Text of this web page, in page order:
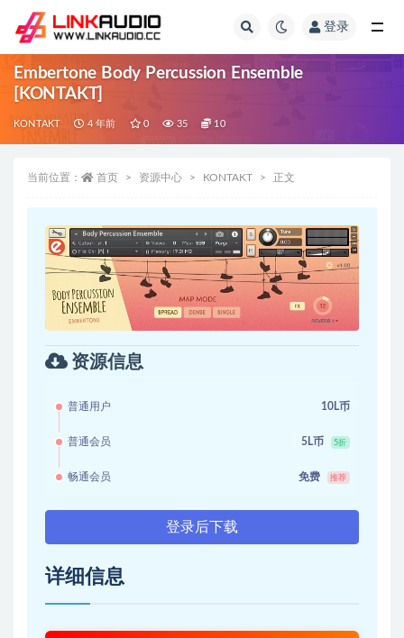
登录
Embertone Body Percussion Ensemble
[KONTAKT]
KONTAKT 4 年前 0 35 10
当前位置： 首页 资源中心 KONTAKT 正文
资源信息
普通用户 10L币
普通会员 5L币 5折
畅通会员 免费 推荐
登录后下载
详细信息